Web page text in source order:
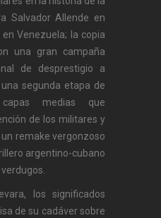
Salvador Allende en
Venezuela; la copia
una gran campaña
de desprestigio a
segunda etapa de
medias que
de los militares y
remake vergonzoso
argentino-cubano
los significados
de su cadáver sobre